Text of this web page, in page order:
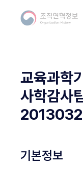
교육과학
사학감
기본정보